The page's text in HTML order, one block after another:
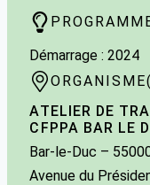
Démarrage : 2024
ATELIER DE
CFPPA BAR LE
Bar-le-Duc –
Avenue du